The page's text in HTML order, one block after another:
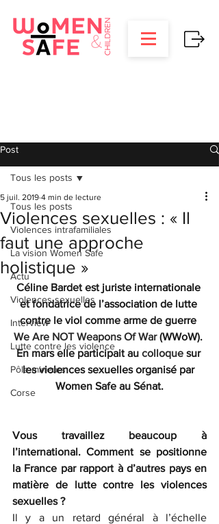
Post
Tous les posts
Violences intrafamiliales
La vision Women Safe
Actu
Violences sexuelles
Interview
Lutte contre les violence
Pôle mineurs
Corse
Tous les posts
Violences sexuelles : « Il
faut une approche
holistique »
5 juil. 2019 4 min de lecture
Céline Bardet est juriste internationale
et fondatrice de l’association de lutte
contre le viol comme arme de guerre
We Are NOT Weapons Of War (WWoW).
En mars elle participait au colloque sur
les violences sexuelles organisé par
Women Safe au Sénat.
Vous travaillez beaucoup à
l’international. Comment se positionne
la France par rapport à d’autres pays en
matière de lutte contre les violences
sexuelles ?
Il y a un retard général à l’échelle